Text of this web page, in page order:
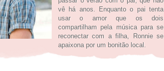
vê há anos. Enquanto o pai tenta
usar o amor que os dois
compartilham pela música para se
reconectar com a filha, Ronnie se
apaixona por um bonitão local.